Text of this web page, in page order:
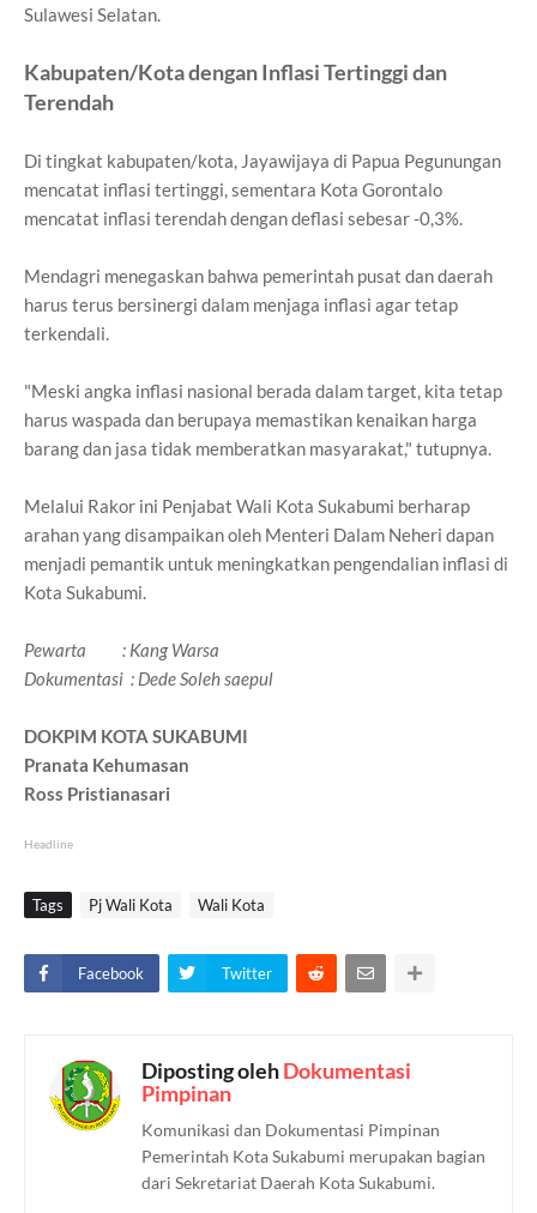
Sulawesi Selatan.
Kabupaten/Kota dengan Inflasi Tertinggi dan
Terendah
Di tingkat kabupaten/kota, Jayawijaya di Papua Pegunungan
mencatat inflasi tertinggi, sementara Kota Gorontalo
mencatat inflasi terendah dengan deflasi sebesar -0,3%.
Mendagri menegaskan bahwa pemerintah pusat dan daerah
harus terus bersinergi dalam menjaga inflasi agar tetap
terkendali.
"Meski angka inflasi nasional berada dalam target, kita tetap
harus waspada dan berupaya memastikan kenaikan harga
barang dan jasa tidak memberatkan masyarakat," tutupnya.
Melalui Rakor ini Penjabat Wali Kota Sukabumi berharap
arahan yang disampaikan oleh Menteri Dalam Neheri dapan
menjadi pemantik untuk meningkatkan pengendalian inflasi di
Kota Sukabumi.
Pewarta : Kang Warsa
Dokumentasi : Dede Soleh saepul
DOKPIM KOTA SUKABUMI
Pranata Kehumasan
Ross Pristianasari
Headline
Tags Pj Wali Kota Wali Kota
Facebook Twitter
Diposting olehDokumentasi
Pimpinan
Komunikasi dan Dokumentasi Pimpinan
Pemerintah Kota Sukabumi merupakan bagian
dari Sekretariat Daerah Kota Sukabumi.